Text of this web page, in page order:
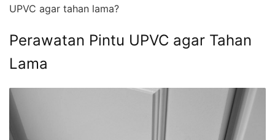
UPVC agar tahan lama?
Perawatan Pintu UPVC agar Tahan
Lama